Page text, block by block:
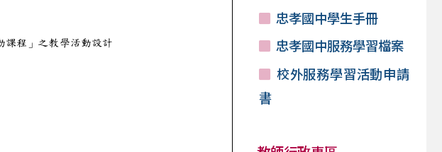
忠孝國中學生手冊
忠孝國中服務學習檔案
校外服務學習活動申請
書